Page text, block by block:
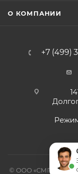
О КОМПАНИИ
+7 (499)
© ООО «СМП-